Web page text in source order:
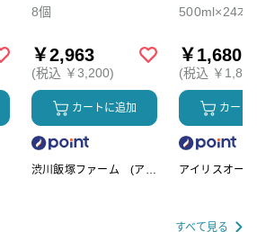
8個
￥2,963
(税込 ￥3,200)
カートに追加
渋川飯塚ファーム (アイ
500ml×24本
￥1,680
(税込 ￥
カート
アイリスオー
すべて見る